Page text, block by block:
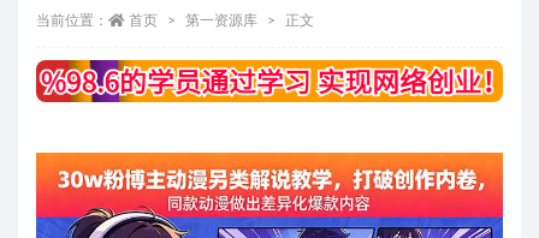
当前位置： 首页 第一资源库 正文